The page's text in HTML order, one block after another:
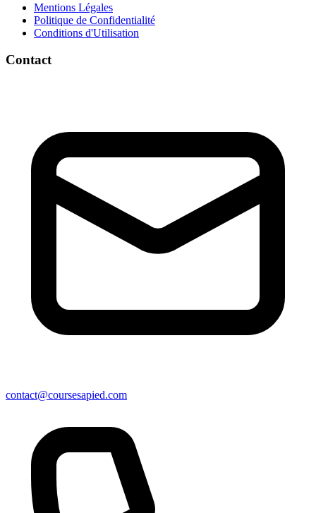
Mentions Légales
Politique de Confidentialité
Conditions d'Utilisation
Contact
contact@coursesapied.com